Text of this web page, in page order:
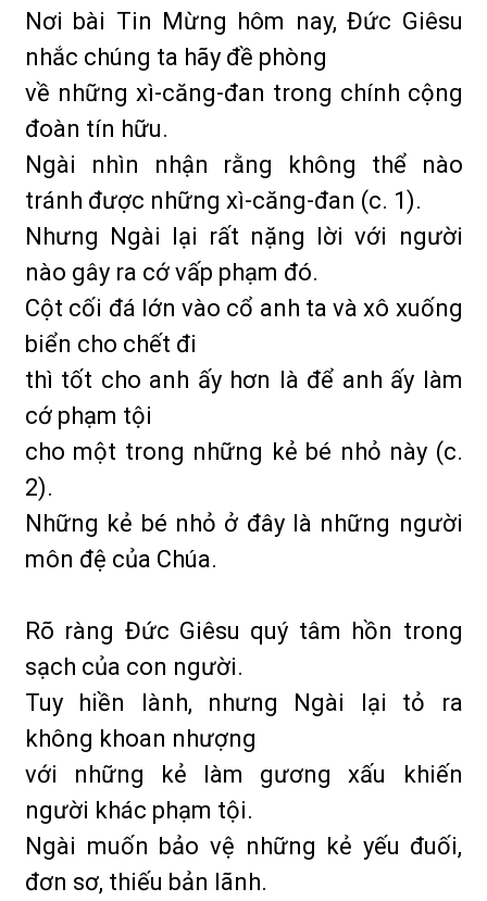
Nơi bài Tin Mừng hôm nay, Đức Giêsu
nhắc chúng ta hãy đề phòng
về những xì-căng-đan trong chính cộng
đoàn tín hữu.
Ngài nhìn nhận rằng không thể nào
tránh được những xì-căng-đan (c. 1).
Nhưng Ngài lại rất nặng lời với người
nào gây ra cớ vấp phạm đó.
Cột cối đá lớn vào cổ anh ta và xô xuống
biển cho chết đi
thì tốt cho anh ấy hơn là để anh ấy làm
cớ phạm tội
cho một trong những kẻ bé nhỏ này (c.
2).
Những kẻ bé nhỏ ở đây là những người
môn đệ của Chúa.
Rõ ràng Đức Giêsu quý tâm hồn trong
sạch của con người.
Tuy hiền lành, nhưng Ngài lại tỏ ra
không khoan nhượng
với những kẻ làm gương xấu khiến
người khác phạm tội.
Ngài muốn bảo vệ những kẻ yếu đuối,
đơn sơ, thiếu bản lãnh.